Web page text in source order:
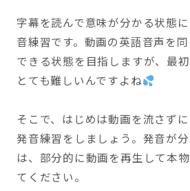
字幕を読んで意味が分かる状態
音練習です。動画の英語音声を
できる状態を目指しますが、最
とても難しいんですよね
そこで、はじめは動画を流さず
発音練習をしましょう。発音が
は、部分的に動画を再生して本
てください。